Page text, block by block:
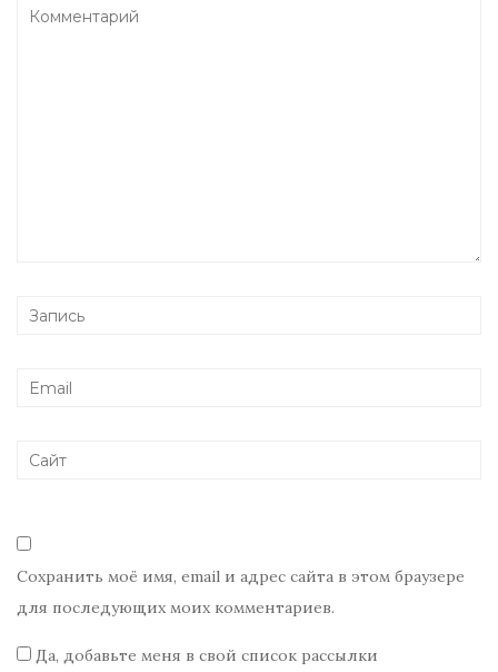
Сохранить моё имя, email и адрес сайта в этом браузере
для последующих моих комментариев.
Да, добавьте меня в свой список рассылки